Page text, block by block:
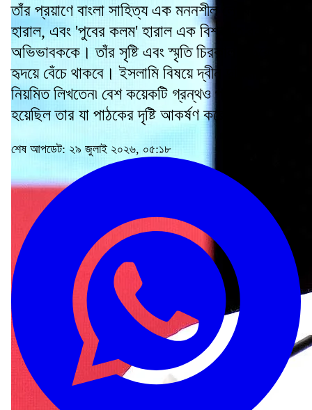
তাঁর প্রয়াণে বাংলা সাহিত্য এক মননশীল লেখককে
হারাল, এবং 'পুবের কলম' হারাল এক বিশ্বস্ত বন্ধু ও
অভিভাবককে। তাঁর সৃষ্টি এবং স্মৃতি চিরকাল পাঠকের
হৃদয়ে বেঁচে থাকবে। ইসলামি বিষয়ে দ্বীন দুনিয়ায় তিনি
নিয়মিত লিখতেন৷ বেশ কয়েকটি গ্রন্থও প্রকাশিত
হয়েছিল তার যা পাঠকের দৃষ্টি আকর্ষণ করেছিল৷
শেষ আপডেট: ২৯ জুলাই ২০২৬, ০৫:১৮